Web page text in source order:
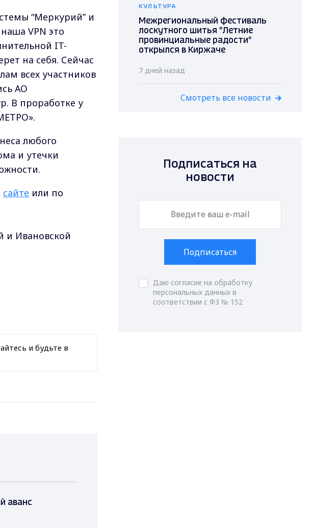
“Меркурий” и
VPN это
IT-
на себя. Сейчас
всех участников
АО
В проработке у
любого
и утечки
сайте или по
и Ивановской
и будьте в
аванс
КУЛЬТУРА
Межрегиональный фестиваль
лоскутного шитья "Летние
провинциальные радости"
открылся в Киржаче
7 дней назад
Смотреть все новости
Подписаться на
новости
Подписаться
Даю согласие на обработку
персональных данных в
соответствии с ФЗ № 152